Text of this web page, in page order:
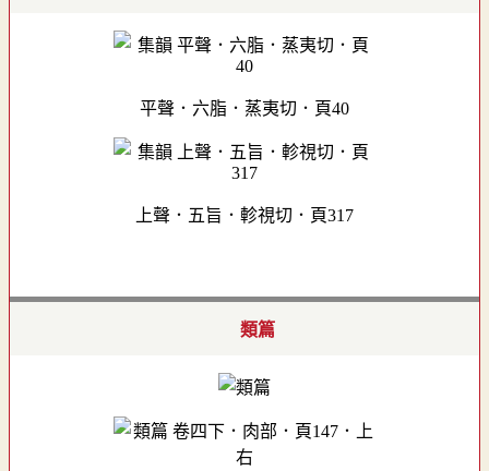
平聲．六脂．蒸夷切．頁40
上聲．五旨．軫視切．頁317
類篇